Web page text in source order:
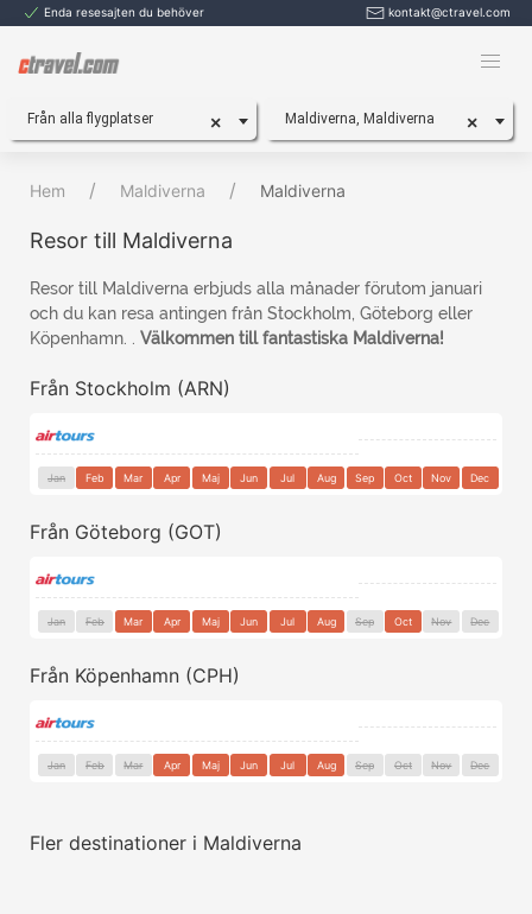
Enda resesajten du behöver kontakt@ctravel.com
×
Från alla flygplatser ×
Maldiverna, Maldiverna
Hem Maldiverna Maldiverna
Resor till Maldiverna
Resor till Maldiverna erbjuds alla månader förutom januari
och du kan resa antingen från Stockholm, Göteborg eller
Köpenhamn. . Välkommen till fantastiska Maldiverna!
Från Stockholm (ARN)
Jan Feb Mar Apr Maj Jun Jul Aug Sep Oct Nov Dec
Från Göteborg (GOT)
Jan Feb Mar Apr Maj Jun Jul Aug Sep Oct Nov Dec
Från Köpenhamn (CPH)
Jan Feb Mar Apr Maj Jun Jul Aug Sep Oct Nov Dec
Fler destinationer i Maldiverna